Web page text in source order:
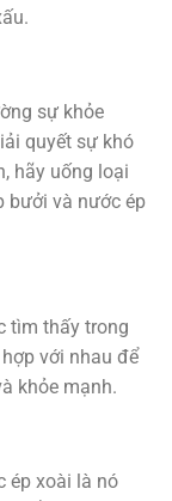
sự khỏe
quyết sự khó
hãy uống loại
bưởi và nước ép
tìm thấy trong
với nhau để
khỏe mạnh.
ép xoài là nó